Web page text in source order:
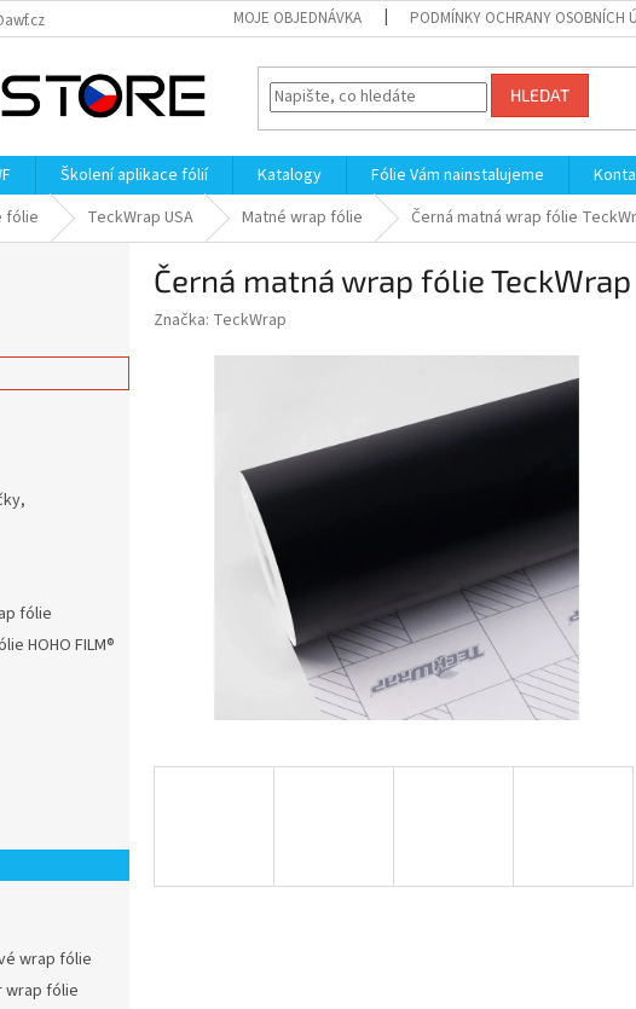
MOJE OBJEDNÁVKA PODMÍNKY OCHRANY OSOBNÍCH
HLEDAT
Školení aplikace fólií Katalogy Fólie Vám nainstalujeme
fólie TeckWrap USA Matné wrap fólie Černá matná wrap fólie
fólie
HOHO FILM®
wrap fólie
wrap fólie
Černá matná wrap fólie
Značka: TeckWrap